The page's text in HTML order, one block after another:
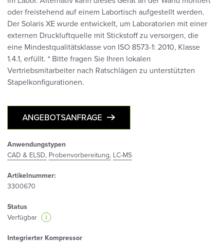
Anwendungstypen
CAD & ELSD, Probenvorbereitung, LC-MS
Artikelnummer:
3300670
Status
Verfügbar
i
Integrierter Kompressor
oder freistehend auf einem Labortisch aufgestellt werden.
Der Solaris XE wurde entwickelt, um Laboratorien mit einer
externen Druckluftquelle mit Stickstoff zu versorgen, die
eine Mindestqualitätsklasse von ISO 8573-1: 2010, Klasse
1.4.1, erfüllt. * Bitte fragen Sie Ihren lokalen
Vertriebsmitarbeiter nach Ratschlägen zu unterstützten
Stapelkonfigurationen.
ANGEBOTSANFRAGE